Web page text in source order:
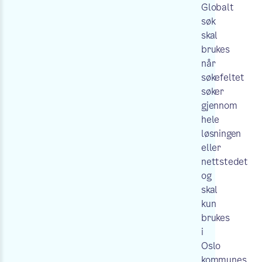
Globalt
søk
skal
brukes
når
søkefeltet
søker
gjennom
hele
løsningen
eller
nettstedet
og
skal
kun
brukes
i
Oslo